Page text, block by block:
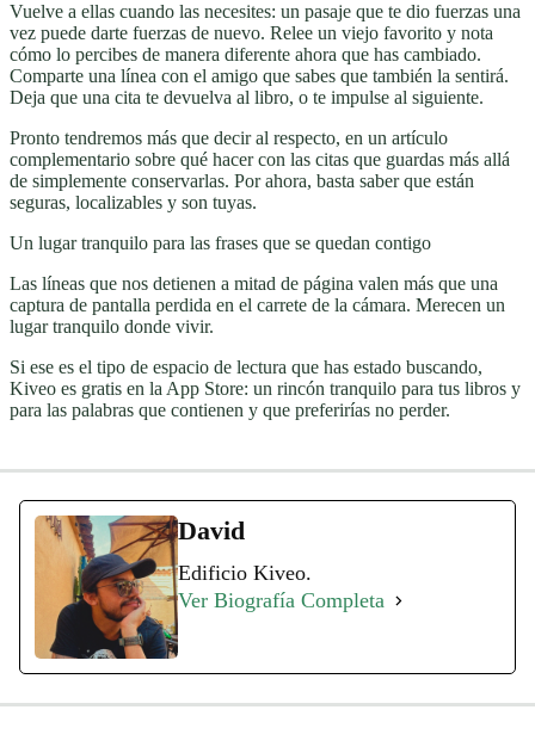
Vuelve a ellas cuando las necesites: un pasaje que te dio fuerzas una
vez puede darte fuerzas de nuevo. Relee un viejo favorito y nota
cómo lo percibes de manera diferente ahora que has cambiado.
Comparte una línea con el amigo que sabes que también la sentirá.
Deja que una cita te devuelva al libro, o te impulse al siguiente.
Pronto tendremos más que decir al respecto, en un artículo
complementario sobre qué hacer con las citas que guardas más allá
de simplemente conservarlas. Por ahora, basta saber que están
seguras, localizables y son tuyas.
Un lugar tranquilo para las frases que se quedan contigo
Las líneas que nos detienen a mitad de página valen más que una
captura de pantalla perdida en el carrete de la cámara. Merecen un
lugar tranquilo donde vivir.
Si ese es el tipo de espacio de lectura que has estado buscando,
Kiveo es gratis en la App Store: un rincón tranquilo para tus libros y
para las palabras que contienen y que preferirías no perder.
David
Edificio Kiveo.
Ver Biografía Completa